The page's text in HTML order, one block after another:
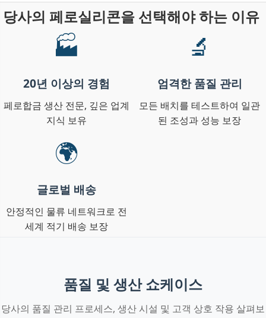
당사의 페로실리콘을 선택해야 하는 이유
🏭
20년 이상의 경험
페로합금 생산 전문, 깊은 업계
지식 보유
🔬
엄격한 품질 관리
모든 배치를 테스트하여 일관
된 조성과 성능 보장
🌍
글로벌 배송
안정적인 물류 네트워크로 전
세계 적기 배송 보장
품질 및 생산 쇼케이스
당사의 품질 관리 프로세스, 생산 시설 및 고객 상호 작용 살펴보